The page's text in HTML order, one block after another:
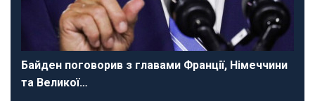
Байден поговорив з главами Франції, Німеччини
та Великої…